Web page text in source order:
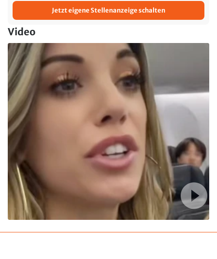
Jetzt eigene Stellenanzeige schalten
Video